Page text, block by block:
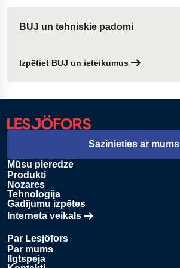
BUJ un tehniskie padomi
Izpētiet BUJ un ieteikumus
Mūsu pieredze
Produkti
Nozares
Tehnoloģija
Gadījumu izpētes
Interneta veikals
Atveras jaunā cilnē
Par Lesjöfors
Par mums
Ilgtspeja
Sazinieties ar mums